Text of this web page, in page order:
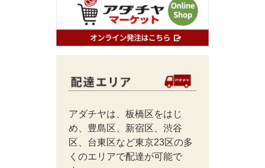
アダチヤは、板橋区をはじ
め、豊島区、新宿区、渋谷
区、台東区など東京23区の多
くのエリアで配達が可能で